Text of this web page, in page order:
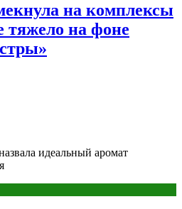
на комплексы
тяжело на фоне
идеальный аромат